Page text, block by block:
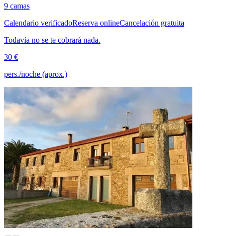
9 camas
Calendario verificadoReserva onlineCancelación gratuita
Todavía no se te cobrará nada.
30 €
pers./noche (aprox.)